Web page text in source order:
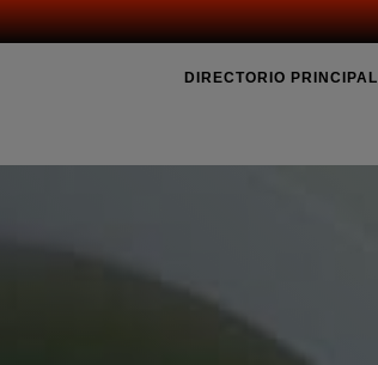
DIRECTORIO PRINCIPAL